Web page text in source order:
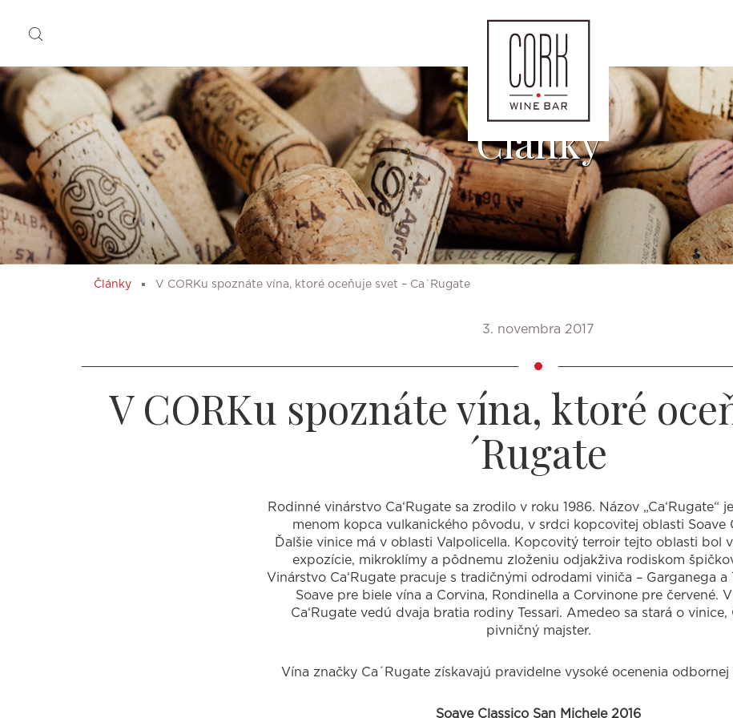
Články
Články V CORKu spoznáte vína, ktoré oceňuje svet – Ca´Rugate
3. novembra 2017
V CORKu spoznáte vína, ktoré
´Rugate
Rodinné vinárstvo Ca‘Rugate sa zrodilo v roku 1986. Názov „Ca‘Rugate“
menom kopca vulkanického pôvodu, v srdci kopcovitej oblasti Soave
Ďalšie vinice má v oblasti Valpolicella. Kopcovitý terroir tejto oblasti bol
expozície, mikroklímy a pôdnemu zloženiu odjakživa rodiskom
Vinárstvo Ca‘Rugate pracuje s tradičnými odrodami viniča – Garganega a
Soave pre biele vína a Corvina, Rondinella a Corvinone pre červené.
Ca‘Rugate vedú dvaja bratia rodiny Tessari. Amedeo sa stará o vinice,
pivničný majster.
Vína značky Ca´Rugate získavajú pravidelne vysoké ocenenia odbornej
Soave Classico San Michele 2016